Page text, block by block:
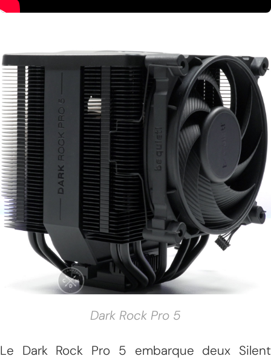
Dark Rock Pro 5
Le Dark Rock Pro 5 embarque deux Silent